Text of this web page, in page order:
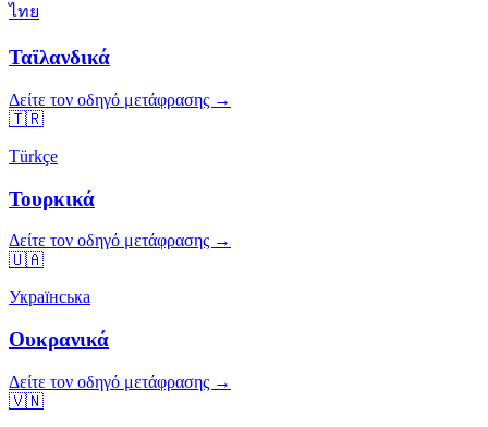
ไทย
Ταϊλανδικά
Δείτε τον οδηγό μετάφρασης →
🇹🇷
Türkçe
Τουρκικά
Δείτε τον οδηγό μετάφρασης →
🇺🇦
Українська
Ουκρανικά
Δείτε τον οδηγό μετάφρασης →
🇻🇳